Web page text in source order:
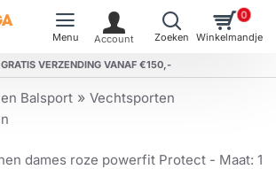
GRATIS VERZENDING VANAF €150,-
0
Balsport
Vechtsporten
dames roze powerfit Protect - Maat: 1